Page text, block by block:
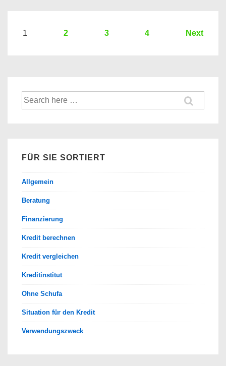
Hier
Banken
Seitennummerierung
1 2 3 4 Next
Suche
nach:
FÜR SIE SORTIERT
Allgemein
Beratung
Finanzierung
Kredit berechnen
Kredit vergleichen
Kreditinstitut
Ohne Schufa
Situation für den Kredit
Verwendungszweck